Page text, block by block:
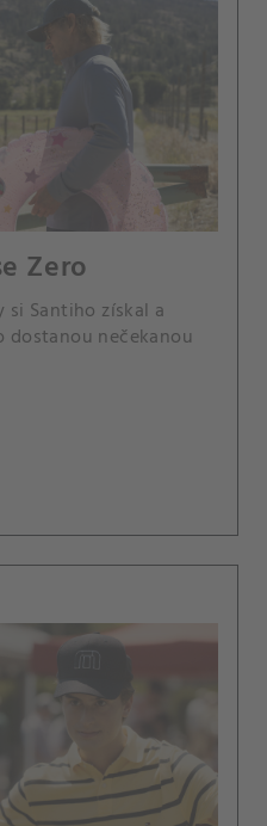
Zero
si Santiho získal a
nečekanou